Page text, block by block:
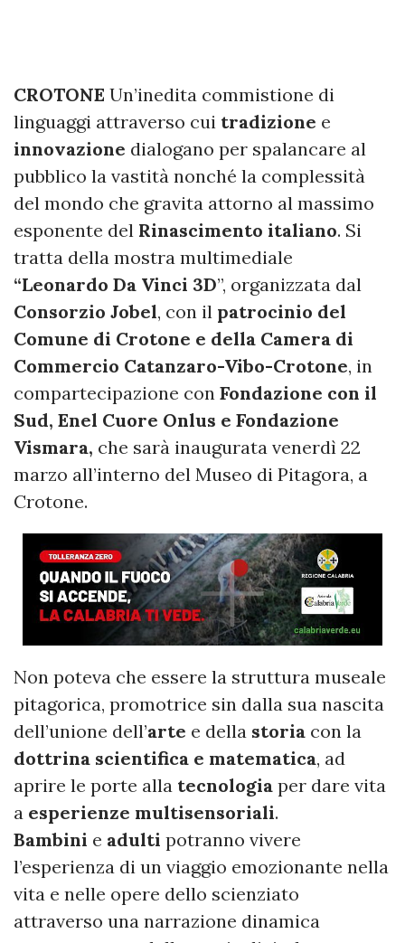
CROTONE Un’inedita commistione di
linguaggi attraverso cui tradizione e
innovazione dialogano per spalancare al
pubblico la vastità nonché la complessità
del mondo che gravita attorno al massimo
esponente del Rinascimento italiano. Si
tratta della mostra multimediale
“Leonardo Da Vinci 3D”, organizzata dal
Consorzio Jobel, con il patrocinio del
Comune di Crotone e della Camera di
Commercio Catanzaro-Vibo-Crotone, in
compartecipazione con Fondazione con il
Sud, Enel Cuore Onlus e Fondazione
Vismara, che sarà inaugurata venerdì 22
marzo all’interno del Museo di Pitagora, a
Crotone.
Non poteva che essere la struttura museale
pitagorica, promotrice sin dalla sua nascita
dell’unione dell’arte e della storia con la
dottrina scientifica e matematica, ad
aprire le porte alla tecnologia per dare vita
a esperienze multisensoriali.
Bambini e adulti potranno vivere
l’esperienza di un viaggio emozionante nella
vita e nelle opere dello scienziato
attraverso una narrazione dinamica